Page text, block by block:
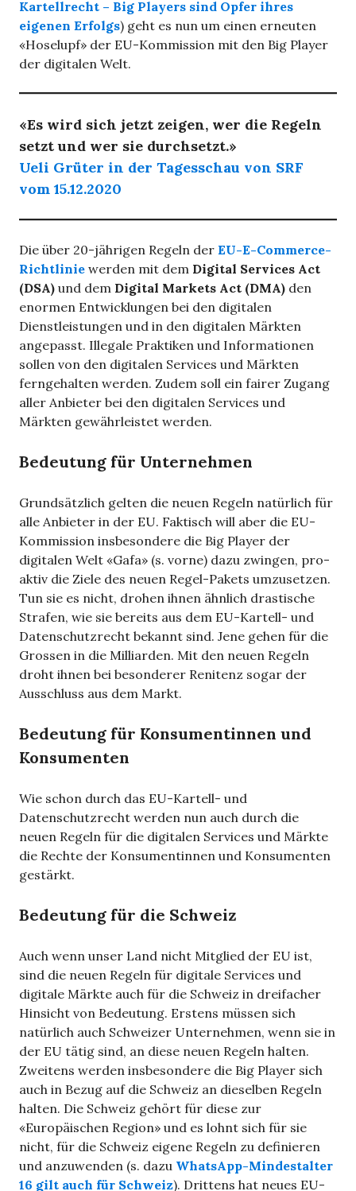
Kartellrecht – Big Players sind Opfer ihres
eigenen Erfolgs) geht es nun um einen erneuten
«Hoselupf» der EU-Kommission mit den Big Player
der digitalen Welt.
«Es wird sich jetzt zeigen, wer die Regeln
setzt und wer sie durchsetzt.»
Ueli Grüter in der Tagesschau von SRF
vom 15.12.2020
Die über 20-jährigen Regeln der EU-E-Commerce-
Richtlinie werden mit dem Digital Services Act
(DSA) und dem Digital Markets Act (DMA) den
enormen Entwicklungen bei den digitalen
Dienstleistungen und in den digitalen Märkten
angepasst. Illegale Praktiken und Informationen
sollen von den digitalen Services und Märkten
ferngehalten werden. Zudem soll ein fairer Zugang
aller Anbieter bei den digitalen Services und
Märkten gewährleistet werden.
Bedeutung für Unternehmen
Grundsätzlich gelten die neuen Regeln natürlich für
alle Anbieter in der EU. Faktisch will aber die EU-
Kommission insbesondere die Big Player der
digitalen Welt «Gafa» (s. vorne) dazu zwingen, pro-
aktiv die Ziele des neuen Regel-Pakets umzusetzen.
Tun sie es nicht, drohen ihnen ähnlich drastische
Strafen, wie sie bereits aus dem EU-Kartell- und
Datenschutzrecht bekannt sind. Jene gehen für die
Grossen in die Milliarden. Mit den neuen Regeln
droht ihnen bei besonderer Renitenz sogar der
Ausschluss aus dem Markt.
Bedeutung für Konsumentinnen und
Konsumenten
Wie schon durch das EU-Kartell- und
Datenschutzrecht werden nun auch durch die
neuen Regeln für die digitalen Services und Märkte
die Rechte der Konsumentinnen und Konsumenten
gestärkt.
Bedeutung für die Schweiz
Auch wenn unser Land nicht Mitglied der EU ist,
sind die neuen Regeln für digitale Services und
digitale Märkte auch für die Schweiz in dreifacher
Hinsicht von Bedeutung. Erstens müssen sich
natürlich auch Schweizer Unternehmen, wenn sie in
der EU tätig sind, an diese neuen Regeln halten.
Zweitens werden insbesondere die Big Player sich
auch in Bezug auf die Schweiz an dieselben Regeln
halten. Die Schweiz gehört für diese zur
«Europäischen Region» und es lohnt sich für sie
nicht, für die Schweiz eigene Regeln zu definieren
und anzuwenden (s. dazu WhatsApp-Mindestalter
16 gilt auch für Schweiz). Drittens hat neues EU-